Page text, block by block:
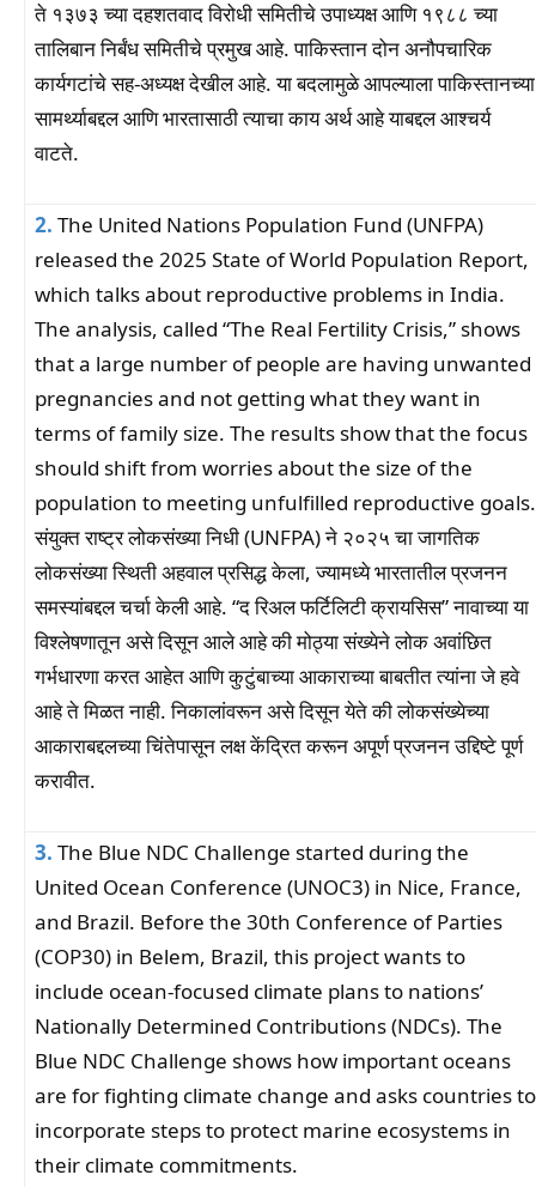
ते १३७३ च्या दहशतवाद विरोधी समितीचे उपाध्यक्ष आणि १९८८ च्या
तालिबान निर्बंध समितीचे प्रमुख आहे. पाकिस्तान दोन अनौपचारिक
कार्यगटांचे सह-अध्यक्ष देखील आहे. या बदलामुळे आपल्याला पाकिस्तानच्या
सामर्थ्याबद्दल आणि भारतासाठी त्याचा काय अर्थ आहे याबद्दल आश्चर्य
वाटते.
2. The United Nations Population Fund (UNFPA)
released the 2025 State of World Population Report,
which talks about reproductive problems in India.
The analysis, called “The Real Fertility Crisis,” shows
that a large number of people are having unwanted
pregnancies and not getting what they want in
terms of family size. The results show that the focus
should shift from worries about the size of the
population to meeting unfulfilled reproductive goals.
संयुक्त राष्ट्र लोकसंख्या निधी (UNFPA) ने २०२५ चा जागतिक
लोकसंख्या स्थिती अहवाल प्रसिद्ध केला, ज्यामध्ये भारतातील प्रजनन
समस्यांबद्दल चर्चा केली आहे. “द रिअल फर्टिलिटी क्रायसिस” नावाच्या या
विश्लेषणातून असे दिसून आले आहे की मोठ्या संख्येने लोक अवांछित
गर्भधारणा करत आहेत आणि कुटुंबाच्या आकाराच्या बाबतीत त्यांना जे हवे
आहे ते मिळत नाही. निकालांवरून असे दिसून येते की लोकसंख्येच्या
आकाराबद्दलच्या चिंतेपासून लक्ष केंद्रित करून अपूर्ण प्रजनन उद्दिष्टे पूर्ण
करावीत.
3. The Blue NDC Challenge started during the
United Ocean Conference (UNOC3) in Nice, France,
and Brazil. Before the 30th Conference of Parties
(COP30) in Belem, Brazil, this project wants to
include ocean-focused climate plans to nations’
Nationally Determined Contributions (NDCs). The
Blue NDC Challenge shows how important oceans
are for fighting climate change and asks countries to
incorporate steps to protect marine ecosystems in
their climate commitments.